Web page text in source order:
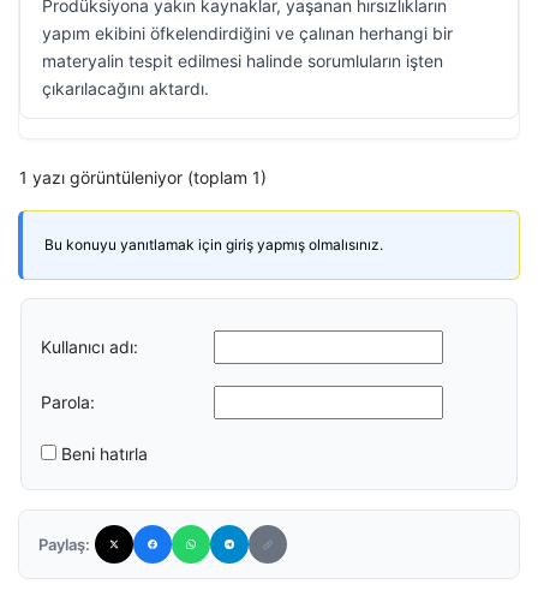
Prodüksiyona yakın kaynaklar, yaşanan hırsızlıkların
yapım ekibini öfkelendirdiğini ve çalınan herhangi bir
materyalin tespit edilmesi halinde sorumluların işten
çıkarılacağını aktardı.
1 yazı görüntüleniyor (toplam 1)
Bu konuyu yanıtlamak için giriş yapmış olmalısınız.
Kullanıcı adı:
Parola:
Beni hatırla
Paylaş: